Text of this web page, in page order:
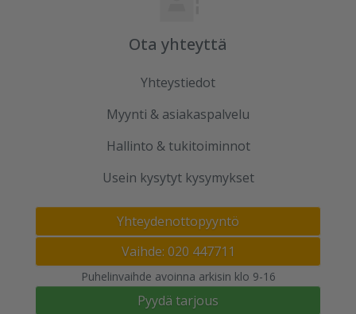
Ota yhteyttä
Yhteystiedot
Myynti & asiakaspalvelu
Hallinto & tukitoiminnot
Usein kysytyt kysymykset
Yhteydenottopyyntö
Vaihde: 020 447711
Puhelinvaihde avoinna arkisin klo 9-16
Pyydä tarjous